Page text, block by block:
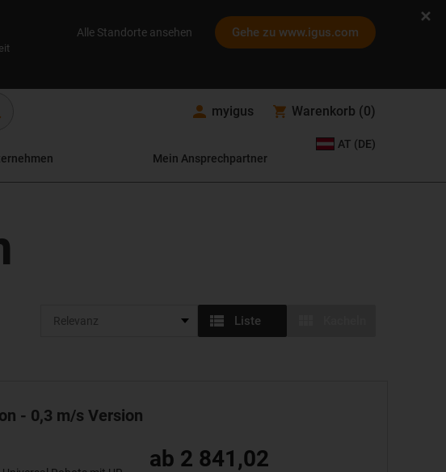
Alle Standorte ansehen Gehe zu www.igus.com
myigus Warenkorb (0)
Mein Ansprechpartner
AT (DE)
Liste
- 0,3 m/s Version
ab 2 841,02